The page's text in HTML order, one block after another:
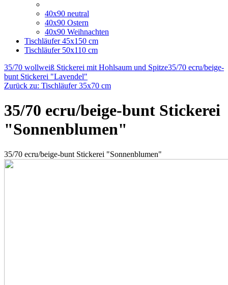
40x90 neutral
40x90 Ostern
40x90 Weihnachten
Tischläufer 45x150 cm
Tischläufer 50x110 cm
35/70 wollweiß Stickerei mit Hohlsaum und Spitze35/70 ecru/beige-
bunt Stickerei "Lavendel"
Zurück zu: Tischläufer 35x70 cm
35/70 ecru/beige-bunt Stickerei
"Sonnenblumen"
35/70 ecru/beige-bunt Stickerei "Sonnenblumen"